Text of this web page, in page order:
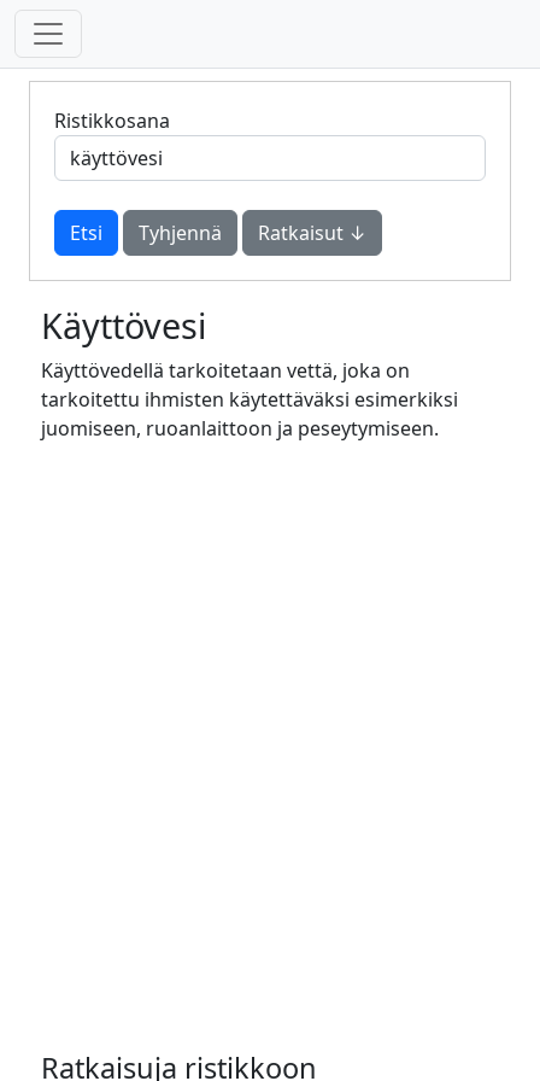
Ristikkosana
Tyhjennä Ratkaisut ↓
Käyttövesi
Käyttövedellä tarkoitetaan vettä, joka on
tarkoitettu ihmisten käytettäväksi esimerkiksi
juomiseen, ruoanlaittoon ja peseytymiseen.
Ratkaisuja ristikkoon